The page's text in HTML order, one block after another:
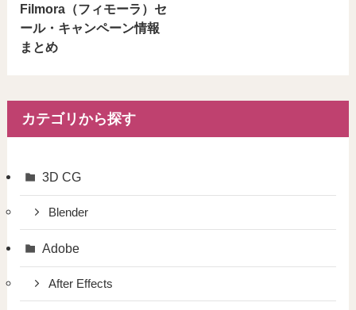
Filmora（フィモーラ）セ
ール・キャンペーン情報
まとめ
カテゴリから探す
3D CG
Blender
Adobe
After Effects